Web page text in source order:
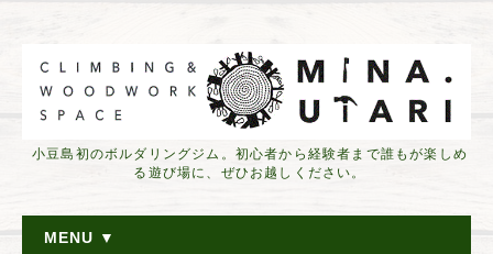
小豆島初のボルダリングジム。初心者から経験者まで誰もが楽しめ
る遊び場に、ぜひお越しください。
MENU ▼